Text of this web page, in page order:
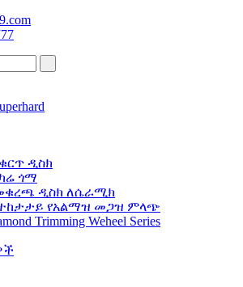
ዲስክ
ጎማ
ዲስክ ለሴራሚክ
የአልማዝ መጋዝ ምላጭ
Trimming Weheel Series